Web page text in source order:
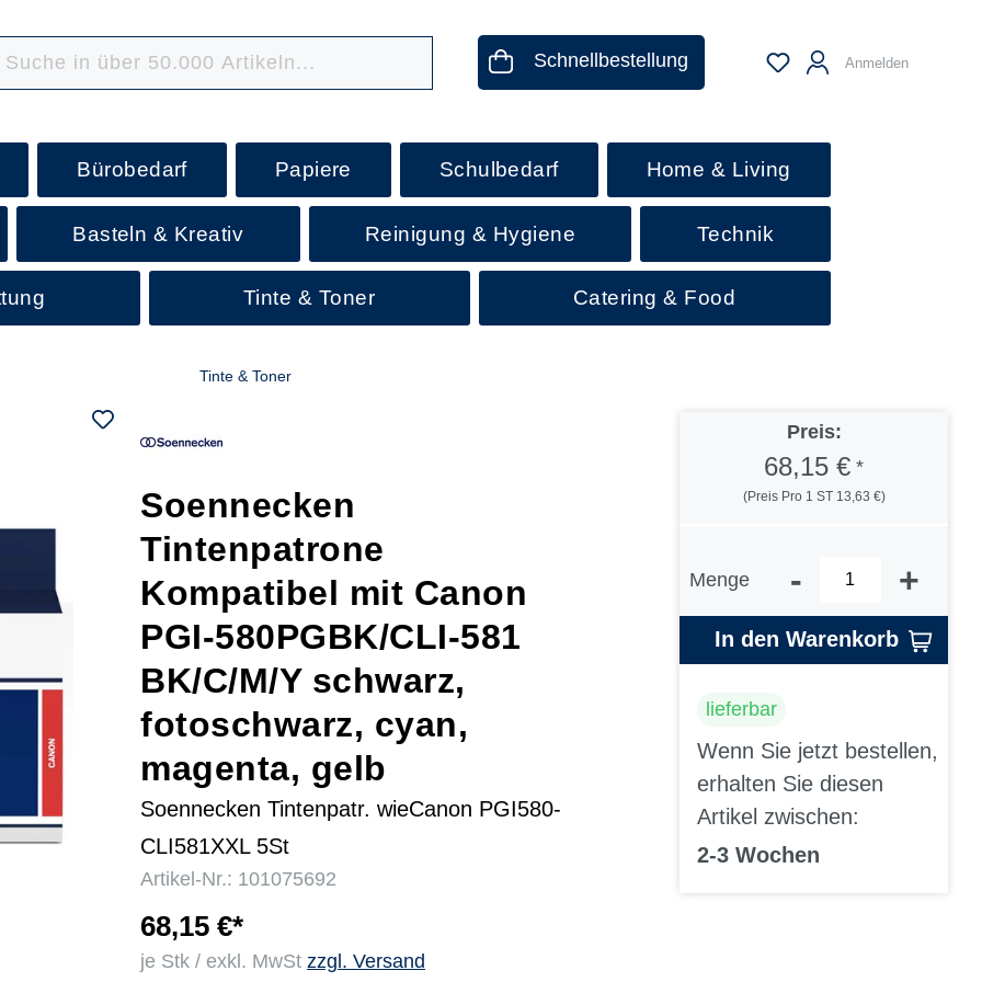
Schnellbestellung Anmelden
Bürobedarf Papiere Schulbedarf Home & Living
Basteln & Kreativ Reinigung & Hygiene Technik
Tinte & Toner Catering & Food
Tinte & Toner
Soennecken
Tintenpatrone
Kompatibel mit Canon
PGI-580PGBK/CLI-581
BK/C/M/Y schwarz,
fotoschwarz, cyan,
magenta, gelb
Soennecken Tintenpatr. wieCanon PGI580-
CLI581XXL 5St
Artikel-Nr.: 101075692
68,15 €*
je Stk / exkl. MwSt zzgl. Versand
Preis:
68,15 € *
(Preis Pro 1 ST 13,63 €)
Menge - +
In den Warenkorb
lieferbar
Wenn Sie jetzt bestellen,
erhalten Sie diesen
Artikel zwischen:
2-3 Wochen